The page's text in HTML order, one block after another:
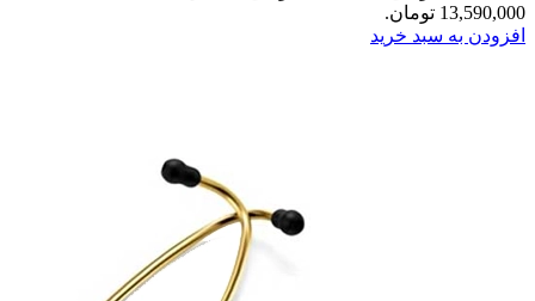
13,590,000 تومان.
افزودن به سبد خرید